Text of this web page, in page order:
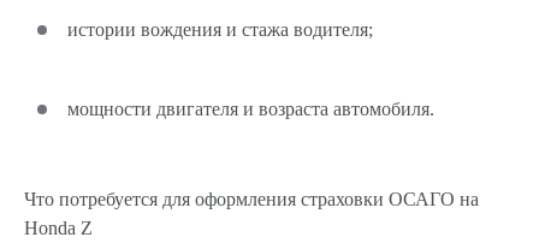
истории вождения и стажа водителя;
мощности двигателя и возраста автомобиля.
Что потребуется для оформления страховки ОСАГО на
Honda Z